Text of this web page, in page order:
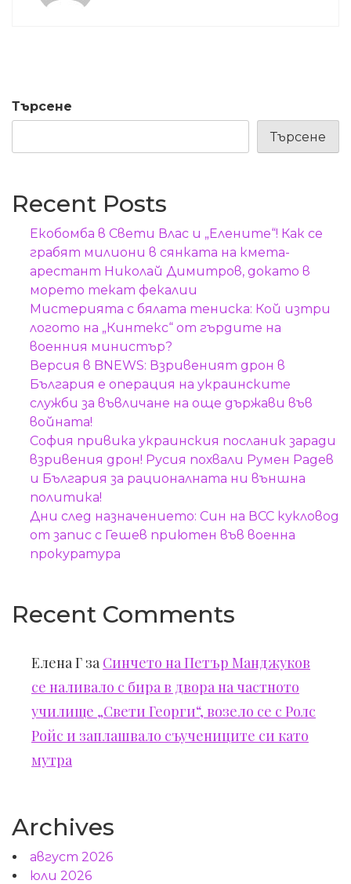
Търсене
Търсене
Recent Posts
Екобомба в Свети Влас и „Елените“! Как се
грабят милиони в сянката на кмета-
арестант Николай Димитров, докато в
морето текат фекалии
Мистерията с бялата тениска: Кой изтри
логото на „Кинтекс“ от гърдите на
военния министър?
Версия в BNEWS: Взривеният дрон в
България е операция на украинските
служби за въвличане на още държави във
войната!
София привика украинския посланик заради
взривения дрон! Русия похвали Румен Радев
и България за рационалната ни външна
политика!
Дни след назначението: Син на ВСС кукловод
от запис с Гешев приютен във военна
прокуратура
Recent Comments
Елена Г за Синчето на Петър Манджуков
се наливало с бира в двора на частното
училище „Свети Георги“, возело се с Ролс
Ройс и заплашвало съучениците си като
мутра
Archives
август 2026
юли 2026